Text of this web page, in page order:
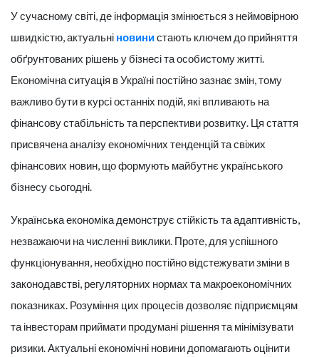
У сучасному світі, де інформація змінюється з неймовірною
швидкістю, актуальні новинистають ключем до прийняття
обґрунтованих рішень у бізнесі та особистому житті.
Економічна ситуація в Україні постійно зазнає змін, тому
важливо бути в курсі останніх подій, які впливають на
фінансову стабільність та перспективи розвитку. Ця стаття
присвячена аналізу економічних тенденцій та свіжих
фінансових новин, що формують майбутнє українського
бізнесу сьогодні.
Українська економіка демонструє стійкість та адаптивність,
незважаючи на численні виклики. Проте, для успішного
функціонування, необхідно постійно відстежувати зміни в
законодавстві, регуляторних нормах та макроекономічних
показниках. Розуміння цих процесів дозволяє підприємцям
та інвесторам приймати продумані рішення та мінімізувати
ризики. Актуальні економічні новини допомагають оцінити